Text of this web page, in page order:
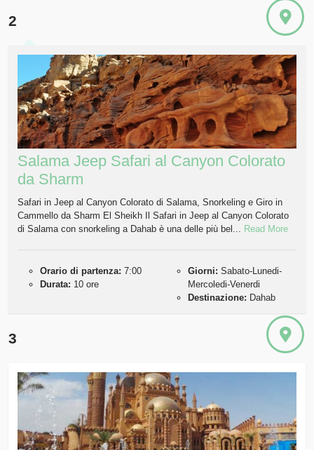
2
Salama Jeep Safari al Canyon Colorato
da Sharm
Safari in Jeep al Canyon Colorato di Salama, Snorkeling e Giro in
Cammello da Sharm El Sheikh Il Safari in Jeep al Canyon Colorato
di Salama con snorkeling a Dahab è una delle più bel... Read More
Orario di partenza: 7:00
Durata: 10 ore
Giorni: Sabato-Lunedi-
Mercoledi-Venerdi
Destinazione: Dahab
3